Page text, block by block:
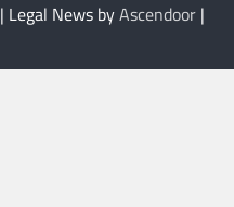
| Legal News byAscendoor |